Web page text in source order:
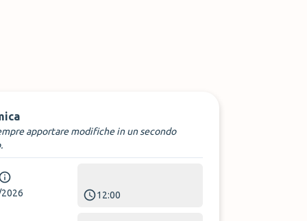
apportare modifiche in un secondo
12:00